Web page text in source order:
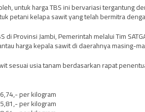
untuk harga TBS ini bervariasi tergantung
petani kelapa sawit yang telah bermitra
di Provinsi Jambi, Pemerintah melalui Tim
harga kepala sawit di daerahnya masing-
sesuai usia tanam berdasarkan rapat
per kilogram
per kilogram